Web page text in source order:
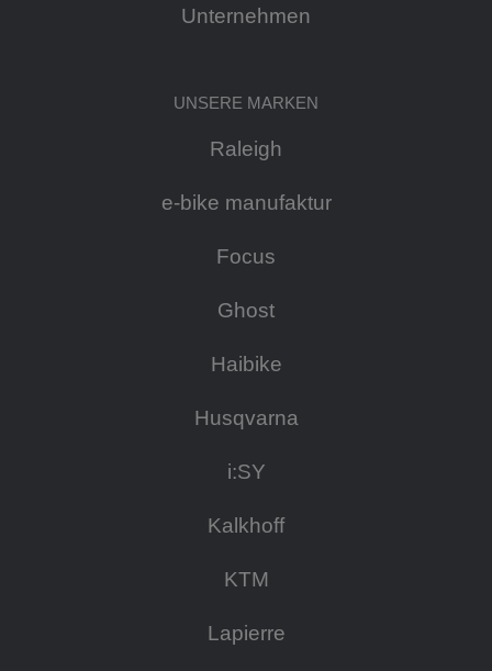
Unternehmen
UNSERE MARKEN
Raleigh
e-bike manufaktur
Focus
Ghost
Haibike
Husqvarna
i:SY
Kalkhoff
KTM
Lapierre